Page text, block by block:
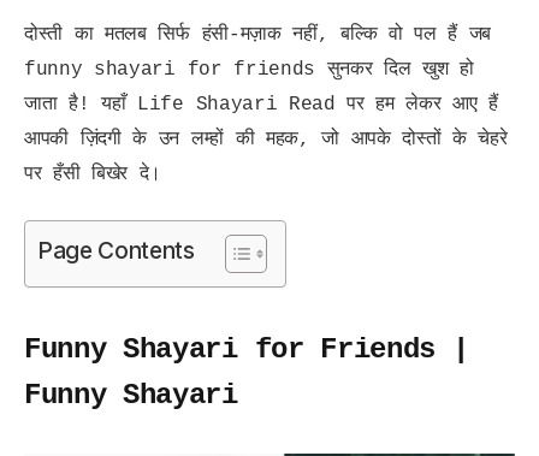
दोस्ती का मतलब सिर्फ हंसी‑मज़ाक नहीं, बल्कि वो पल हैं जब
funny shayari for friends सुनकर दिल खुश हो
जाता है! यहाँ Life Shayari Read पर हम लेकर आए हैं
आपकी ज़िंदगी के उन लम्हों की महक, जो आपके दोस्तों के चेहरे
पर हँसी बिखेर दे।
Page Contents
Funny Shayari for Friends |
Funny Shayari